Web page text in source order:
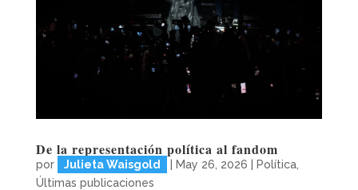
De la representación política al fandom
por Julieta Waisgold May 26, 2026 Política,
Últimas publicaciones